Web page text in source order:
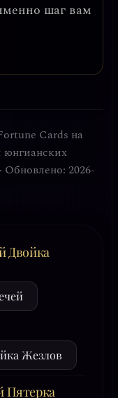
шаг вам
Cards на
юнгианских
· Обновлено: 2026-
Двойка
Жезлов
Пятерка